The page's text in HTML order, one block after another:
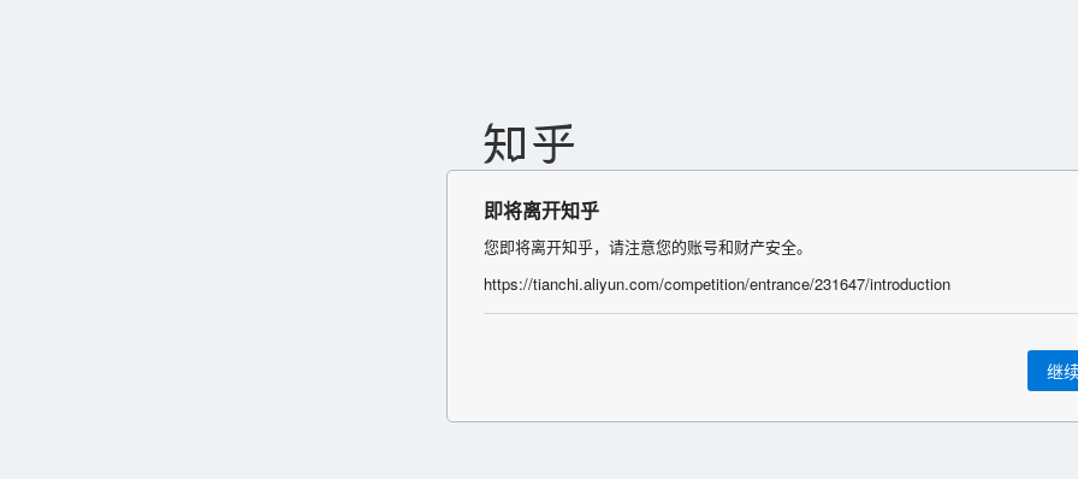
即将离开知乎
您即将离开知乎，请注意您的账号和财产安全。
https://tianchi.aliyun.com/competition/entrance/231647/introduction
继